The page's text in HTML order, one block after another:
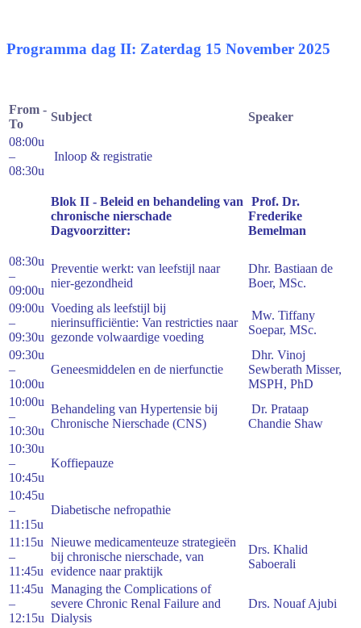
Programma dag II: Zaterdag 15 November 2025
From -
To
Subject
Speaker
08:00u
–
08:30u
Inloop & registratie
Blok II - Beleid en behandeling van
chronische nierschade
Dagvoorzitter:
Prof. Dr.
Frederike
Bemelman
08:30u
–
09:00u
Preventie werkt: van leefstijl naar
nier-gezondheid
Dhr. Bastiaan de
Boer, MSc.
09:00u
–
09:30u
Voeding als leefstijl bij
nierinsufficiëntie: Van restricties naar
gezonde volwaardige voeding
Mw. Tiffany
Soepar, MSc.
09:30u
–
10:00u
Geneesmiddelen en de nierfunctie
Dhr. Vinoj
Sewberath Misser,
MSPH, PhD
10:00u
–
10:30u
Behandeling van Hypertensie bij
Chronische Nierschade (CNS)
Dr. Prataap
Chandie Shaw
10:30u
–
10:45u
Koffiepauze
10:45u
–
11:15u
Diabetische nefropathie
11:15u
–
11:45u
Nieuwe medicamenteuze strategieën
bij chronische nierschade, van
evidence naar praktijk
Drs. Khalid
Saboerali
11:45u
–
12:15u
Managing the Complications of
severe Chronic Renal Failure and
Dialysis
Drs. Nouaf Ajubi